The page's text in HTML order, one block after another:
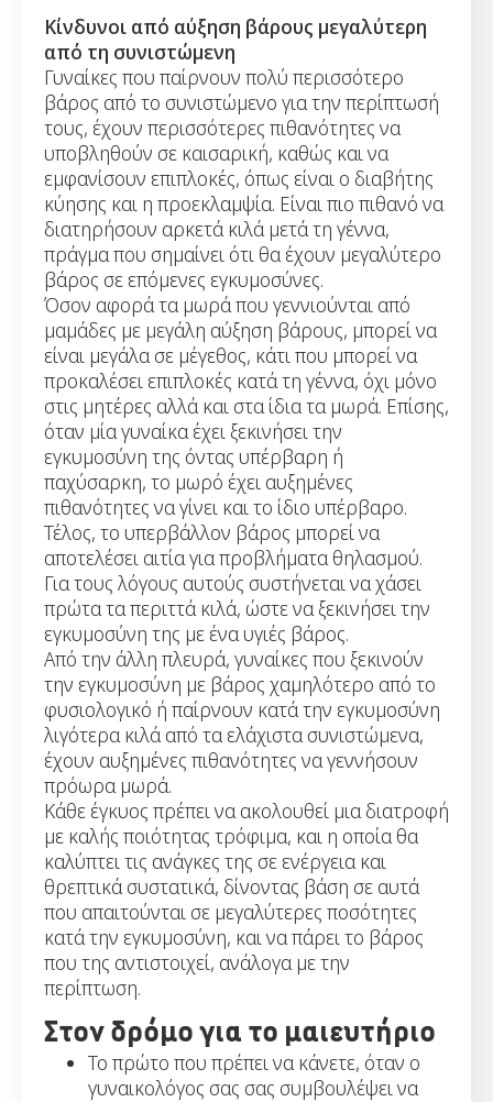
Κίνδυνοι από αύξηση βάρους μεγαλύτερη
από τη συνιστώμενη
Γυναίκες που παίρνουν πολύ περισσότερο
βάρος από το συνιστώμενο για την περίπτωσή
τους, έχουν περισσότερες πιθανότητες να
υποβληθούν σε καισαρική, καθώς και να
εμφανίσουν επιπλοκές, όπως είναι ο διαβήτης
κύησης και η προεκλαμψία. Είναι πιο πιθανό να
διατηρήσουν αρκετά κιλά μετά τη γέννα,
πράγμα που σημαίνει ότι θα έχουν μεγαλύτερο
βάρος σε επόμενες εγκυμοσύνες.
Όσον αφορά τα μωρά που γεννιούνται από
μαμάδες με μεγάλη αύξηση βάρους, μπορεί να
είναι μεγάλα σε μέγεθος, κάτι που μπορεί να
προκαλέσει επιπλοκές κατά τη γέννα, όχι μόνο
στις μητέρες αλλά και στα ίδια τα μωρά. Επίσης,
όταν μία γυναίκα έχει ξεκινήσει την
εγκυμοσύνη της όντας υπέρβαρη ή
παχύσαρκη, το μωρό έχει αυξημένες
πιθανότητες να γίνει και το ίδιο υπέρβαρο.
Τέλος, το υπερβάλλον βάρος μπορεί να
αποτελέσει αιτία για προβλήματα θηλασμού.
Για τους λόγους αυτούς συστήνεται να χάσει
πρώτα τα περιττά κιλά, ώστε να ξεκινήσει την
εγκυμοσύνη της με ένα υγιές βάρος.
Από την άλλη πλευρά, γυναίκες που ξεκινούν
την εγκυμοσύνη με βάρος χαμηλότερο από το
φυσιολογικό ή παίρνουν κατά την εγκυμοσύνη
λιγότερα κιλά από τα ελάχιστα συνιστώμενα,
έχουν αυξημένες πιθανότητες να γεννήσουν
πρόωρα μωρά.
Κάθε έγκυος πρέπει να ακολουθεί μια διατροφή
με καλής ποιότητας τρόφιμα, και η οποία θα
καλύπτει τις ανάγκες της σε ενέργεια και
θρεπτικά συστατικά, δίνοντας βάση σε αυτά
που απαιτούνται σε μεγαλύτερες ποσότητες
κατά την εγκυμοσύνη, και να πάρει το βάρος
που της αντιστοιχεί, ανάλογα με την
περίπτωση.
Στον δρόμο για το μαιευτήριο
Το πρώτο που πρέπει να κάνετε, όταν ο
γυναικολόγος σας σας συμβουλέψει να